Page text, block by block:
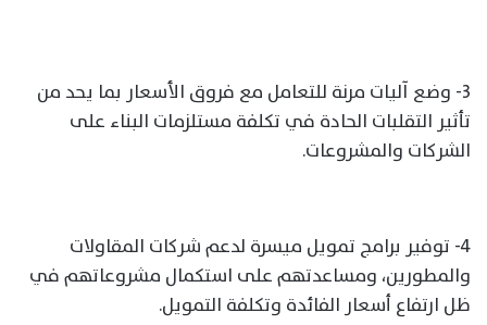
3- وضع آليات مرنة للتعامل مع فروق الأسعار بما يحد من
تأثير التقلبات الحادة في تكلفة مستلزمات البناء على
الشركات والمشروعات.
4- توفير برامج تمويل ميسرة لدعم شركات المقاولات
والمطورين، ومساعدتهم على استكمال مشروعاتهم في
ظل ارتفاع أسعار الفائدة وتكلفة التمويل.